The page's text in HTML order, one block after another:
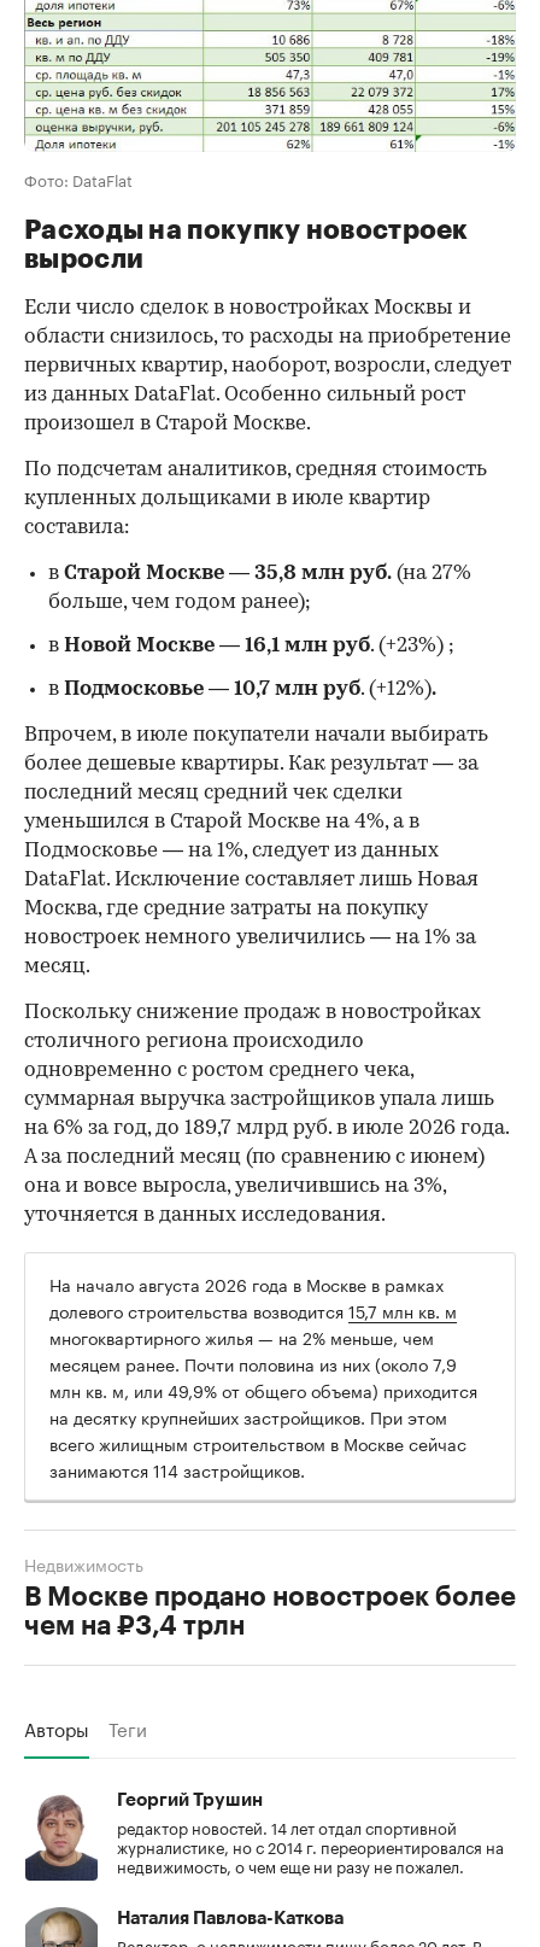
Фото: DataFlat
Расходы на покупку новостроек
выросли
Если число сделок в новостройках Москвы и
области снизилось, то расходы на приобретение
первичных квартир, наоборот, возросли, следует
из данных DataFlat. Особенно сильный рост
произошел в Старой Москве.
По подсчетам аналитиков, средняя стоимость
купленных дольщиками в июле квартир
составила:
в Старой Москве — 35,8 млн руб. (на 27%
больше, чем годом ранее);
в Новой Москве — 16,1 млн руб. (+23%) ;
в Подмосковье — 10,7 млн руб. (+12%).
Впрочем, в июле покупатели начали выбирать
более дешевые квартиры. Как результат — за
последний месяц средний чек сделки
уменьшился в Старой Москве на 4%, а в
Подмосковье — на 1%, следует из данных
DataFlat. Исключение составляет лишь Новая
Москва, где средние затраты на покупку
новостроек немного увеличились — на 1% за
месяц.
Поскольку снижение продаж в новостройках
столичного региона происходило
одновременно с ростом среднего чека,
суммарная выручка застройщиков упала лишь
на 6% за год, до 189,7 млрд руб. в июле 2026 года.
А за последний месяц (по сравнению с июнем)
она и вовсе выросла, увеличившись на 3%,
уточняется в данных исследования.
На начало августа 2026 года в Москве в рамках
долевого строительства возводится15,7 млн кв. м
многоквартирного жилья — на 2% меньше, чем
месяцем ранее. Почти половина из них (около 7,9
млн кв. м, или 49,9% от общего объема) приходится
на десятку крупнейших застройщиков. При этом
всего жилищным строительством в Москве сейчас
занимаются 114 застройщиков.
В Москве продано новостроек более
чем на ₽3,4 трлн
Недвижимость
Авторы Теги
Георгий Трушин
редактор новостей. 14 лет отдал спортивной
журналистике, но с 2014 г. переориентировался на
недвижимость, о чем еще ни разу не пожалел.
Наталия Павлова-Каткова